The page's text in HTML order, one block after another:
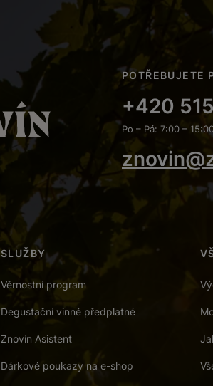
POTŘEBUJETE
+420
Po – Pá: 7:00 –
SLUŽBY
Věrnostní program
Degustační vinné předplatné
Znovín Asistent
Dárkové poukazy na e-shop